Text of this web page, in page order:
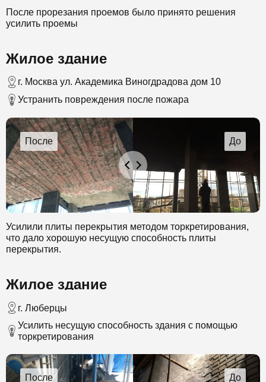
После прорезания проемов было принято решения
усилить проемы
Жилое здание
г. Москва ул. Академика Виногдрадова дом 10
Устранить повреждения после пожара
Усилили плиты перекрытия методом торкретирования,
что дало хорошую несущую способность плиты
перекрытия.
Жилое здание
г. Люберцы
Усилить несущую способность здания с помощью
торкретирования